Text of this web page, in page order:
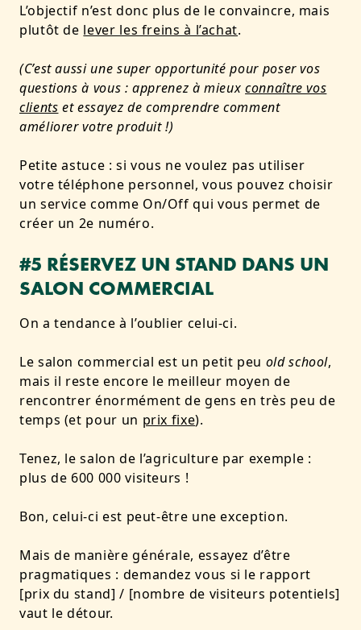
L’objectif n’est donc plus de le convaincre, mais
plutôt de lever les freins à l’achat.
(C’est aussi une super opportunité pour poser vos
questions à vous : apprenez à mieuxconnaître vos
clients et essayez de comprendre comment
améliorer votre produit !)
Petite astuce : si vous ne voulez pas utiliser
votre téléphone personnel, vous pouvez choisir
un service comme On/Off qui vous permet de
créer un 2e numéro.
#5 RÉSERVEZ UN STAND DANS UN
SALON COMMERCIAL
On a tendance à l’oublier celui-ci.
Le salon commercial est un petit peu old school,
mais il reste encore le meilleur moyen de
rencontrer énormément de gens en très peu de
temps (et pour un prix fixe).
Tenez, le salon de l’agriculture par exemple :
plus de 600 000 visiteurs !
Bon, celui-ci est peut-être une exception.
Mais de manière générale, essayez d’être
pragmatiques : demandez vous si le rapport
[prix du stand] / [nombre de visiteurs potentiels]
vaut le détour.